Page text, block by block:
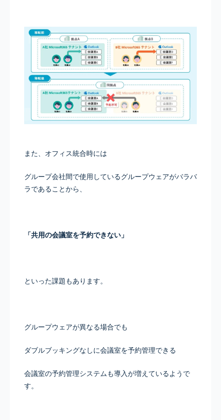
また、オフィス統合時には
グループ会社間で使用しているグループウェアがバラバ
ラであることから、
「共用の会議室を予約できない」
といった課題もあります。
グループウェアが異なる場合でも
ダブルブッキングなしに会議室を予約管理できる
会議室の予約管理システムも導入が増えているようで
す。